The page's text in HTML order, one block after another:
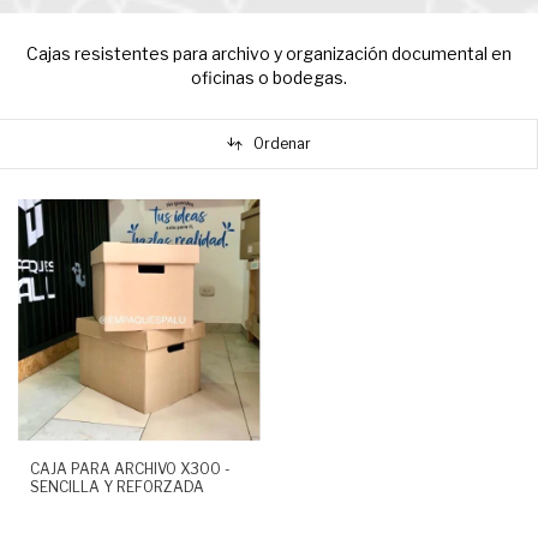
Cajas resistentes para archivo y organización documental en
oficinas o bodegas.
Ordenar
CAJA PARA ARCHIVO X300 -
SENCILLA Y REFORZADA